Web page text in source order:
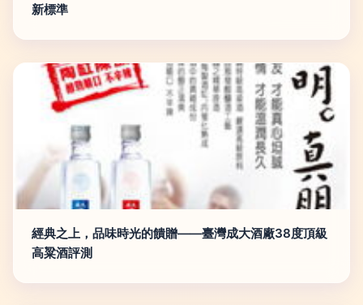
新標準
經典之上，品味時光的饋贈——臺灣成大酒廠38度頂級
高粱酒評測